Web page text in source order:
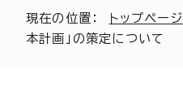
現在の位置： トップページ
本計画」の策定について